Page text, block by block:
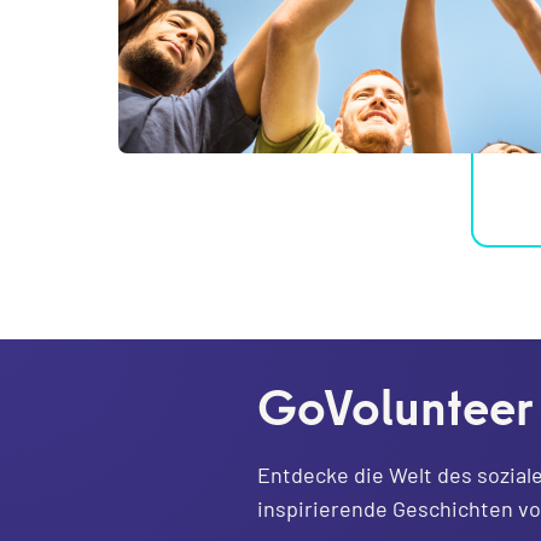
Entdecke die Welt des
inspirierende Geschichten